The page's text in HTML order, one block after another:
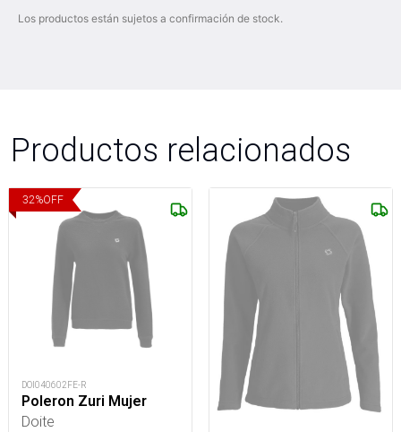
Los productos están sujetos a confirmación de stock.
Productos relacionados
32%OFF
DOI040602FE-R
Poleron Zuri Mujer
Doite